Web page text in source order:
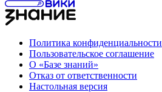
Политика конфиденциальности
Пользовательское соглашение
О «Базе знаний»
Отказ от ответственности
Настольная версия